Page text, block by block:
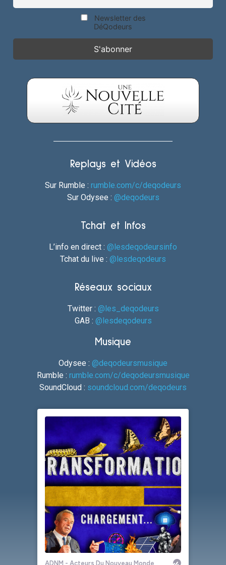
Newsletter des
DéQodeurs
Replays et Vidéos
Sur Rumble : rumble.com/c/deqodeurs
Sur Odysee : @deqodeurs
Tchat et Infos
L’info en direct : @lesdeqodeursinfo
Tchat du live : @lesdeqodeurs
Réseaux sociaux
Twitter : @les_deqodeurs
GAB : @lesdeqodeurs
Musique
Odysee : @deqodeursmusique
Rumble : rumble.com/c/deqodeursmusique
SoundCloud : soundcloud.com/deqodeurs